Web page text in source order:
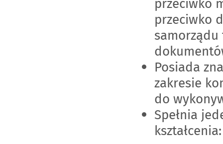
przeciwko
przeciwko
Posiada
zakresie
do
Spełnia
kształcenia: